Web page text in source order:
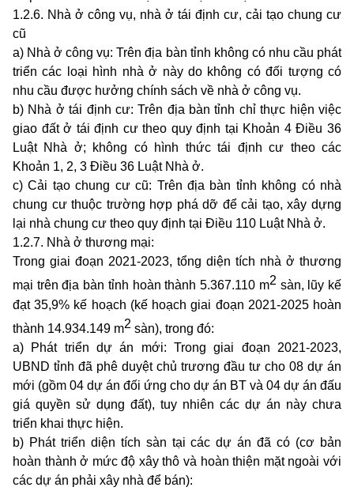
1.2.6. Nhà ở công vụ, nhà ở tái định cư, cải tạo chung cư
cũ
a) Nhà ở công vụ: Trên địa bàn tỉnh không có nhu cầu phát
triển các loại hình nhà ở này do không có đối tượng có
nhu cầu được hưởng chính sách về nhà ở công vụ.
b) Nhà ở tái định cư: Trên địa bàn tỉnh chỉ thực hiện việc
giao đất ở tái định cư theo quy định tại Khoản 4 Điều 36
Luật Nhà ở; không có hình thức tái định cư theo các
Khoản 1, 2, 3 Điều 36 Luật Nhà ở.
c)Cải tạo chung cư cũ: Trên địa bàn tỉnh không có nhà
chung cư thuộc trường hợp phá dỡ để cải tạo, xây dựng
lại nhà chung cư theo quy định tại Điều 110 Luật Nhà ở.
1.2.7. Nhà ở thương mại:
Trong giai đoạn 2021-2023, tổng diện tích nhà ở thương
mại trên địa bàn tỉnh hoàn thành 5.367.110 m2sàn, lũy kế
đạt 35,9% kế hoạch (kế hoạch giai đoạn 2021-2025 hoàn
thành 14.934.149 m2 sàn), trong đó:
a) Phát triển dự án mới: Trong giai đoạn 2021-2023,
UBND tỉnh đã phê duyệt chủ trương đầu tư cho 08 dự án
mới (gồm 04 dự án đối ứng cho dự án BT và 04 dự án đấu
giá quyền sử dụng đất), tuy nhiên các dự án này chưa
triển khai thực hiện.
b) Phát triển diện tích sàn tại các dự án đã có (cơ bản
hoàn thành ở mức độ xây thô và hoàn thiện mặt ngoài với
các dự án phải xây nhà để bán):